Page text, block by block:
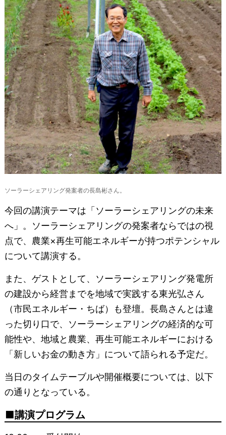
ソーラーシェアリング発案者の長島彬さん。
今回の講演テーマは「ソーラーシェアリングの未来
へ」。ソーラーシェアリングの発案者ならではの視
点で、農業×再生可能エネルギーが持つポテンシャル
について講演する。
また、ゲストとして、ソーラーシェアリング発電所
の建設から経営までを地域で実践する東光弘さん
（市民エネルギー・ちば）も登壇。長島さんとは違
った切り口で、ソーラーシェアリングの経済的な可
能性や、地域と農業、再生可能エネルギーにおける
「新しいお金の動き方」について語られる予定だ。
当日のタイムテーブルや開催概要については、以下
の通りとなっている。
講演プログラム